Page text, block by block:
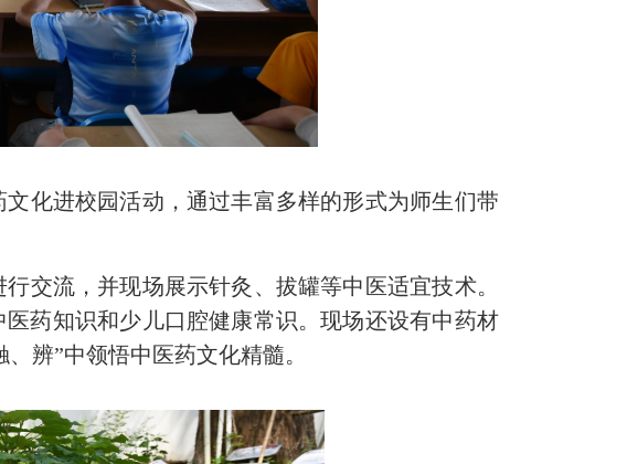
化进校园活动，通过丰富多样的形式为师生们带
交流，并现场展示针灸、拔罐等中医适宜技术。
药知识和少儿口腔健康常识。现场还设有中药材
辨”中领悟中医药文化精髓。